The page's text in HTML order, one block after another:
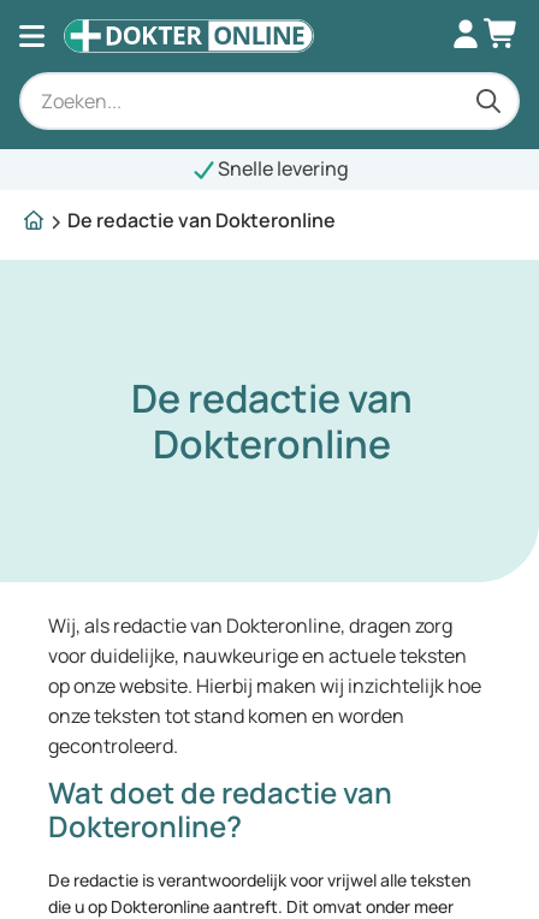
Snelle levering
De redactie van Dokteronline
De redactie van
Dokteronline
Wij, als redactie van Dokteronline, dragen zorg
voor duidelijke, nauwkeurige en actuele teksten
op onze website. Hierbij maken wij inzichtelijk hoe
onze teksten tot stand komen en worden
gecontroleerd.
Wat doet de redactie van
Dokteronline?
De redactie is verantwoordelijk voor vrijwel alle teksten
die u op Dokteronline aantreft. Dit omvat onder meer